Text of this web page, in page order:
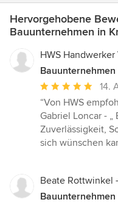
Hervorgehobene
Bauunternehmen in
HWS
Durchschnittliche
Bewertung:
5
von
5
14.
“Von HWS
Gabriel Loncar -
Zuverlässigkeit,
sich wünschen
Beate Rottwinkel